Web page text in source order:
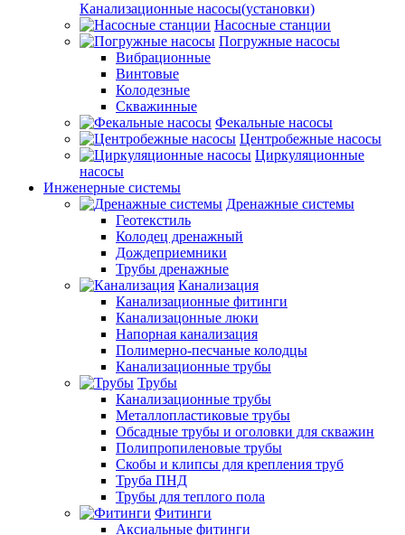
Канализационные насосы(установки)
Насосные станции
Погружные насосы
Вибрационные
Винтовые
Колодезные
Скважинные
Фекальные насосы
Центробежные насосы
Циркуляционные
насосы
Инженерные системы
Дренажные системы
Геотекстиль
Колодец дренажный
Дождеприемники
Трубы дренажные
Канализация
Канализационные фитинги
Канализацонные люки
Напорная канализация
Полимерно-песчаные колодцы
Канализационные трубы
Трубы
Канализационные трубы
Металлопластиковые трубы
Обсадные трубы и оголовки для скважин
Полипропиленовые трубы
Скобы и клипсы для крепления труб
Труба ПНД
Трубы для теплого пола
Фитинги
Аксиальные фитинги